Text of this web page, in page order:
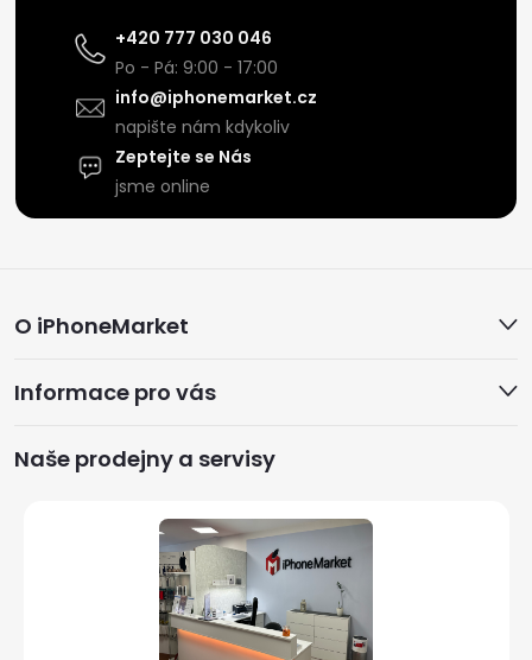
+420 777 030 046
Po - Pá: 9:00 - 17:00
info@iphonemarket.cz
napište nám kdykoliv
Zeptejte se Nás
jsme online
á
p
a
O iPhoneMarket
Informace pro vás
Naše prodejny a servisy